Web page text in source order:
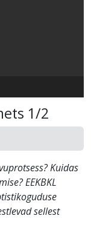
1/2
Kuidas
EEKBKL
sellest